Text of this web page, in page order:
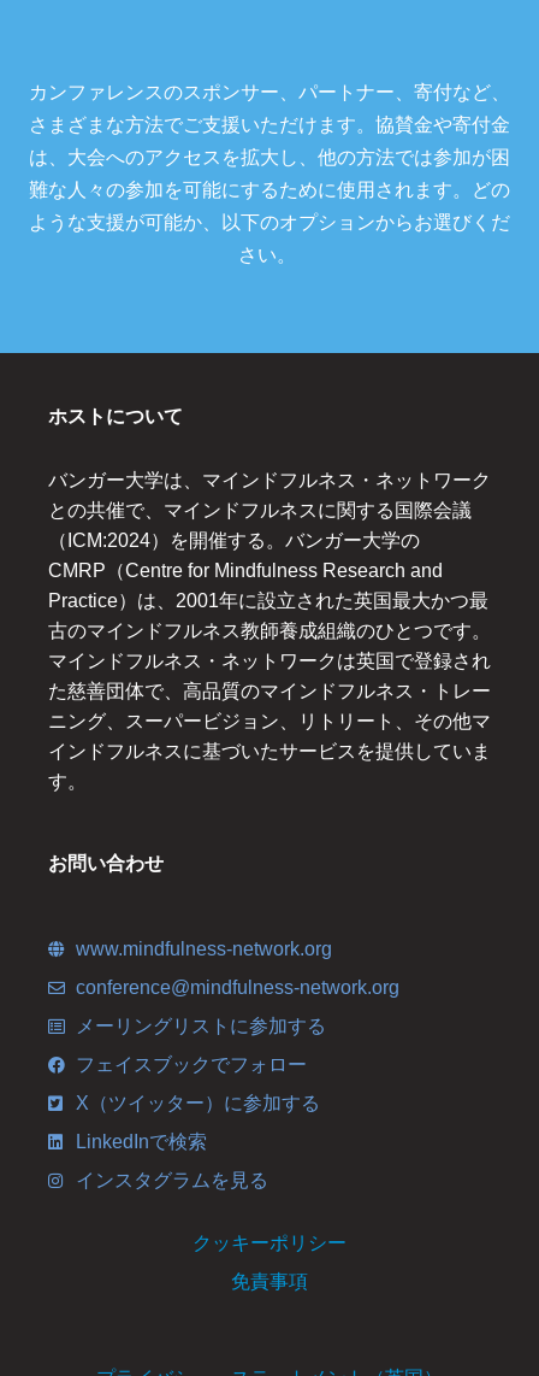
カンファレンスのスポンサー、パートナー、寄付など、
さまざまな方法でご支援いただけます。協賛金や寄付金
は、大会へのアクセスを拡大し、他の方法では参加が困
難な人々の参加を可能にするために使用されます。どの
ような支援が可能か、以下のオプションからお選びくだ
さい。
ホストについて
バンガー大学は、マインドフルネス・ネットワーク
との共催で、マインドフルネスに関する国際会議
（ICM:2024）を開催する。バンガー大学の
CMRP（Centre for Mindfulness Research and
Practice）は、2001年に設立された英国最大かつ最
古のマインドフルネス教師養成組織のひとつです。
マインドフルネス・ネットワークは英国で登録され
た慈善団体で、高品質のマインドフルネス・トレー
ニング、スーパービジョン、リトリート、その他マ
インドフルネスに基づいたサービスを提供していま
す。
お問い合わせ
www.mindfulness-network.org
conference@mindfulness-network.org
メーリングリストに参加する
フェイスブックでフォロー
X（ツイッター）に参加する
LinkedInで検索
インスタグラムを見る
クッキーポリシー
免責事項